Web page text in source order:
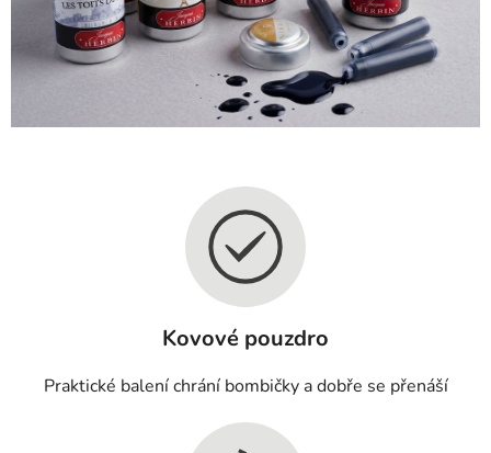
Kovové pouzdro
Praktické balení chrání bombičky a dobře se přenáší